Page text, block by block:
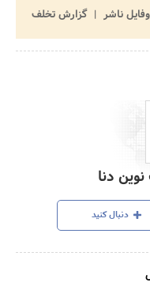
ناشر
گزارش تخلف
دنا
دنبال کنید